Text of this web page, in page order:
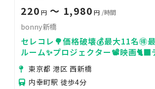
220 円〜 1,980 円 /時間
bonny新橋
セレコレ🌳価格破壊💰最大11名🉐
ルーム✨プロジェクター📽️映画🐈‍⬛
ム🎮女子会💗推し活🌟24H🏪bonny
東京都 港区 西新橋
内幸町駅 徒歩4分